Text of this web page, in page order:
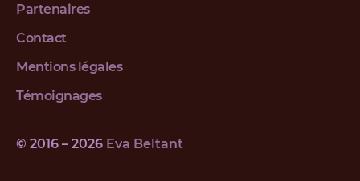
Partenaires
Contact
Mentions légales
Témoignages
© 2016 – 2026 Eva Beltant